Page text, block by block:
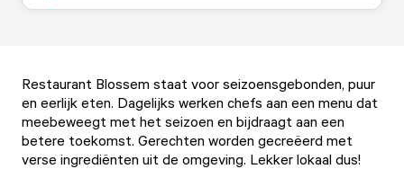
Restaurant Blossem staat voor seizoensgebonden, puur
en eerlijk eten. Dagelijks werken chefs aan een menu dat
meebeweegt met het seizoen en bijdraagt aan een
betere toekomst. Gerechten worden gecreëerd met
verse ingrediënten uit de omgeving. Lekker lokaal dus!